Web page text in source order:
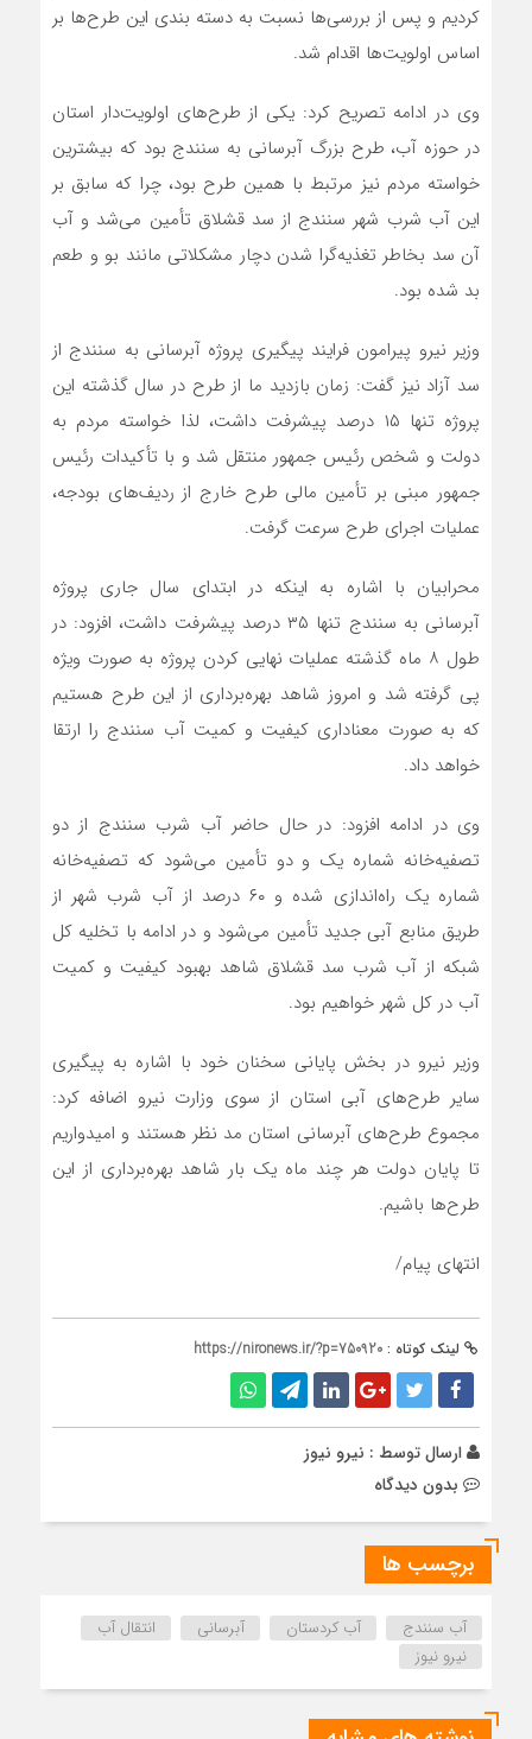
کردیم و پس از بررسی‌ها نسبت به دسته بندی این طرح‌ها بر
اساس اولویت‌ها اقدام شد.
وی در ادامه تصریح کرد: یکی از طرح‌های اولویت‌دار استان
در حوزه آب، طرح بزرگ آبرسانی به سنندج بود که بیشترین
خواسته مردم نیز مرتبط با همین طرح بود، چرا که سابق بر
این آب شرب شهر سنندج از سد قشلاق تأمین می‌شد و آب
آن سد بخاطر تغذیه‌گرا شدن دچار مشکلاتی مانند بو و طعم
بد شده بود.
وزیر نیرو پیرامون فرایند پیگیری پروژه آبرسانی به سنندج از
سد آزاد نیز گفت: زمان بازدید ما از طرح در سال گذشته این
پروژه تنها ۱۵ درصد پیشرفت داشت، لذا خواسته مردم به
دولت و شخص رئیس جمهور منتقل شد و با تأکیدات رئیس
جمهور مبنی بر تأمین مالی طرح خارج از ردیف‌های بودجه،
عملیات اجرای طرح سرعت گرفت.
محرابیان با اشاره به اینکه در ابتدای سال جاری پروژه
آبرسانی به سنندج تنها ۳۵ درصد پیشرفت داشت، افزود: در
طول ۸ ماه گذشته عملیات نهایی کردن پروژه به صورت ویژه
پی گرفته شد و امروز شاهد بهره‌برداری از این طرح هستیم
که به صورت معناداری کیفیت و کمیت آب سنندج را ارتقا
خواهد داد.
وی در ادامه افزود: در حال حاضر آب شرب سنندج از دو
تصفیه‌خانه شماره یک و دو تأمین می‌شود که تصفیه‌خانه
شماره یک راه‌اندازی شده و ۶۰ درصد از آب شرب شهر از
طریق منابع آبی جدید تأمین می‌شود و در ادامه با تخلیه کل
شبکه از آب شرب سد قشلاق شاهد بهبود کیفیت و کمیت
آب در کل شهر خواهیم بود.
وزیر نیرو در بخش پایانی سخنان خود با اشاره به پیگیری
سایر طرح‌های آبی استان از سوی وزارت نیرو اضافه کرد:
مجموع طرح‌های آبرسانی استان مد نظر هستند و امیدواریم
تا پایان دولت هر چند ماه یک بار شاهد بهره‌برداری از این
طرح‌ها باشیم.
انتهای پیام/
لینک کوتاه : https://nironews.ir/?p=750920
ارسال توسط : نیرو نیوز
بدون دیدگاه
برچسب ها
آب سنندج آب کردستان آبرسانی
انتقال آب
نیرو نیوز